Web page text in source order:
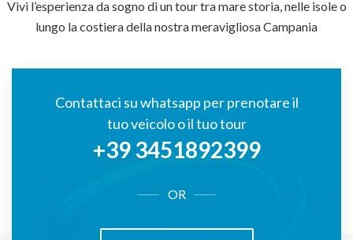
Vivi l’esperienza da sogno di un tour tra mare storia, nelle isole o
lungo la costiera della nostra meravigliosa Campania
Contattaci su whatsapp per prenotare il
tuo veicolo o il tuo tour
+39 3451892399
OR